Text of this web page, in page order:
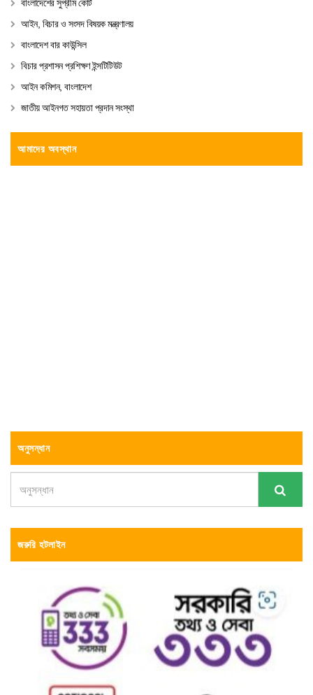
বাংলাদেশের সুপ্রীম কোর্ট
আইন, বিচার ও সংসদ বিষয়ক মন্ত্রণালয়
বাংলাদেশ বার কাউন্সিল
বিচার প্রশাসন প্রশিক্ষণ ইন্সটিটিউট
আইন কমিশন, বাংলাদেশ
জাতীয় আইনগত সহায়তা প্রদান সংস্থা
আমাদের অবস্থান
অনুসন্ধান
জরুরি হটলাইন